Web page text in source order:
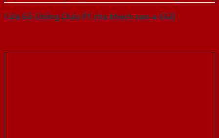
Cửa Gỗ Chống Cháy P1 cho khach san-a-SGD